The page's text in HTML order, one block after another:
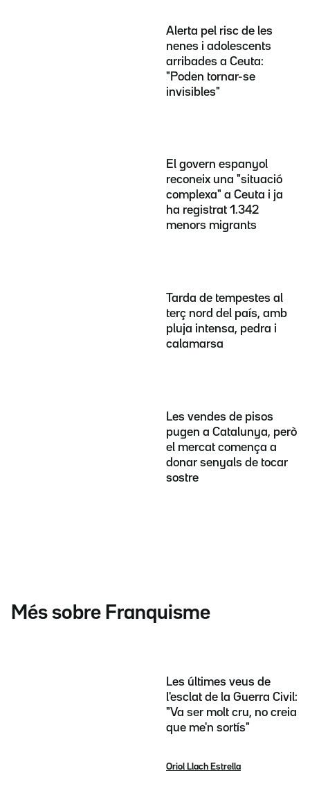
Alerta pel risc de les
nenes i adolescents
arribades a Ceuta:
"Poden tornar-se
invisibles"
El govern espanyol
reconeix una "situació
complexa" a Ceuta i ja
ha registrat 1.342
menors migrants
Tarda de tempestes al
terç nord del país, amb
pluja intensa, pedra i
calamarsa
Les vendes de pisos
pugen a Catalunya, però
el mercat comença a
donar senyals de tocar
sostre
Més sobre Franquisme
Les últimes veus de
l'esclat de la Guerra Civil:
"Va ser molt cru, no creia
que me'n sortís"
Oriol Llach Estrella